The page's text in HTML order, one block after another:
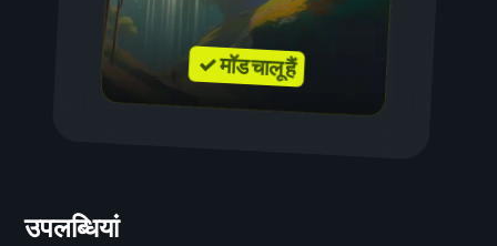
✓ मॉड चालू हैं
उपलब्धियां